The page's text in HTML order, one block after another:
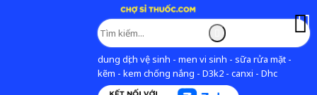
dung dịch vệ sinh - men vi sinh - sữa rửa mặt -
kẽm - kem chống nắng - D3k2 - canxi - Dhc